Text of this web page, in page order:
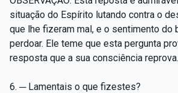
situação do Espírito lutando contra o
que lhe fizeram mal, e o sentimento do
perdoar. Ele teme que esta pergunta
resposta que a sua consciência reprova.
6. ─ Lamentais o que fizestes?